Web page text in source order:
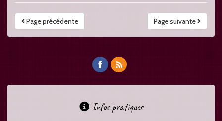
Page suivante
Page précédente
Infos pratiques